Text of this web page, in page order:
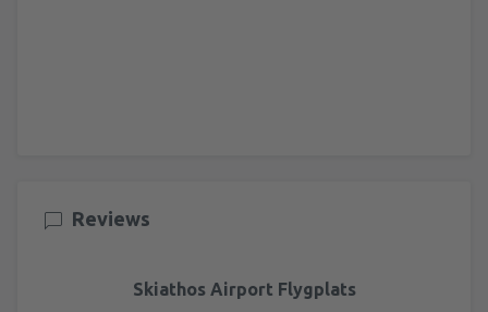
Reviews
Skiathos Airport Flygplats